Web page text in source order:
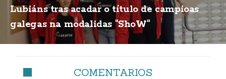
Lubiáns tras acadar o título de campioas
galegas na modalidas "ShoW"
COMENTARIOS